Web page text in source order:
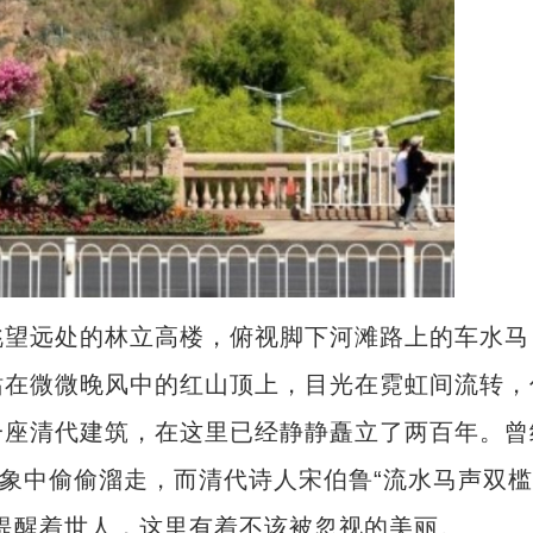
处的林立高楼，俯视脚下河滩路上的车水马
微微晚风中的红山顶上，目光在霓虹间流转
清代建筑，在这里已经静静矗立了两百年。
中偷偷溜走，而清代诗人宋伯鲁“流水马声双槛
着世人，这里有着不该被忽视的美丽。